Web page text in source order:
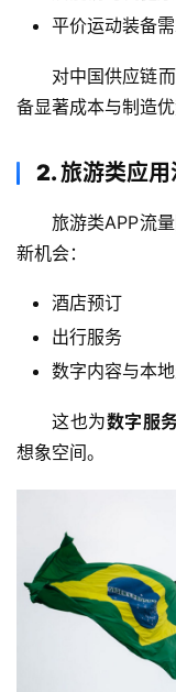
境
资
海
海
平价运动装备
对中国供应链而
备显著成本与制造优
2. 旅游类应
旅游类APP流
新机会：
酒店预订
出行服务
数字内容与本
这也为数字服
想象空间。